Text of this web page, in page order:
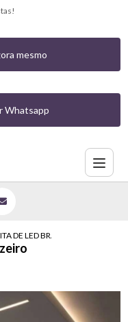
mesmo
Whatsapp
DE LED BRANCA FRIA VILA